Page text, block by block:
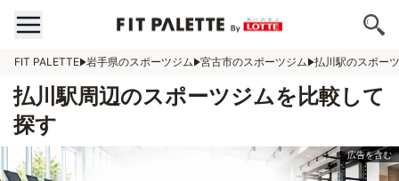
FIT PALETTE 岩手県のスポーツジム 宮古市のスポーツジム 払川駅のスポー
払川駅周辺のスポーツジムを比較して
探す